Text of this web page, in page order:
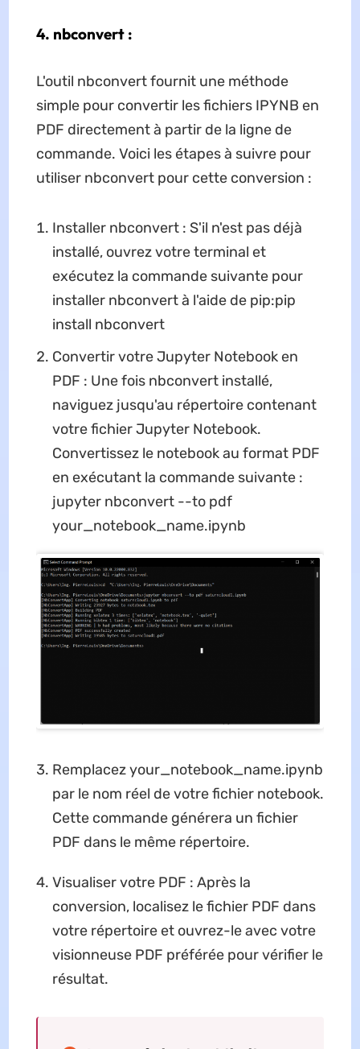
4. nbconvert :
L'outil nbconvert fournit une méthode
simple pour convertir les fichiers IPYNB en
PDF directement à partir de la ligne de
commande. Voici les étapes à suivre pour
utiliser nbconvert pour cette conversion :
Installer nbconvert : S'il n'est pas déjà
installé, ouvrez votre terminal et
exécutez la commande suivante pour
installer nbconvert à l'aide de pip:pip
install nbconvert
Convertir votre Jupyter Notebook en
PDF : Une fois nbconvert installé,
naviguez jusqu'au répertoire contenant
votre fichier Jupyter Notebook.
Convertissez le notebook au format PDF
en exécutant la commande suivante :
jupyter nbconvert --to pdf
your_notebook_name.ipynb
Remplacez your_notebook_name.ipynb
par le nom réel de votre fichier notebook.
Cette commande générera un fichier
PDF dans le même répertoire.
Visualiser votre PDF : Après la
conversion, localisez le fichier PDF dans
votre répertoire et ouvrez-le avec votre
visionneuse PDF préférée pour vérifier le
résultat.